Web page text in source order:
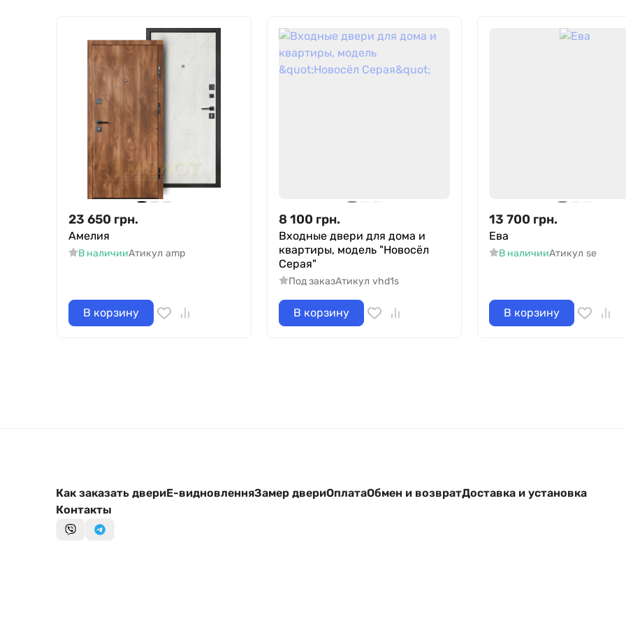
23 650 грн.
Амелия
В наличииАтикул amp
В корзину
8 100 грн.
Входные двери для дома и
квартиры, модель "Новосёл
Серая"
Под заказАтикул vhd1s
В корзину
13 700 грн.
Ева
В наличииАтикул se
В корзину
Как заказать двериЕ-видновленняЗамер двериОплатаОбмен и возвратДоставка и установка
Контакты